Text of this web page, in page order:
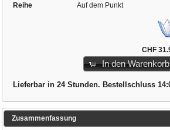
Reihe
Auf dem Punkt
CHF
In den Warenkorb
Lieferbar in 24 Stunden. Bestellschluss
Zusammenfassung